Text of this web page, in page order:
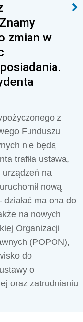
zmian w
z
Funduszu
nie będą
trafiła ustawa,
urządzeń na
nową
działać ma ona do
na nowych
Organizacji
(POPON),
do
o
oraz zatrudnianiu